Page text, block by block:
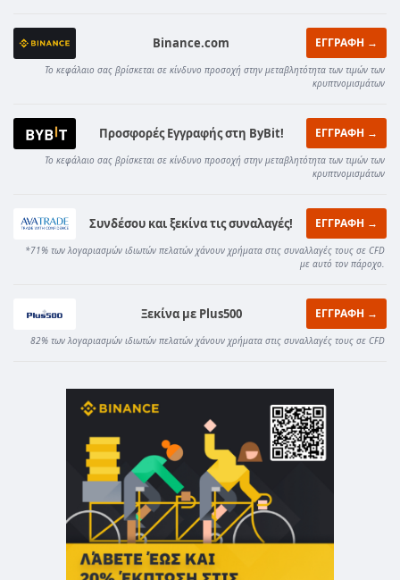
Binance.com ΕΓΓΡΑΦΗ →
Το κεφάλαιο σας βρίσκεται σε κίνδυνο προσοχή στην μεταβλητότητα των τιμών των
κρυπτνομισμάτων
Προσφορές Εγγραφής στη ByBit! ΕΓΓΡΑΦΗ →
Το κεφάλαιο σας βρίσκεται σε κίνδυνο προσοχή στην μεταβλητότητα των τιμών των
κρυπτνομισμάτων
Συνδέσου και ξεκίνα τις συναλαγές! ΕΓΓΡΑΦΗ →
*71% των λογαριασμών ιδιωτών πελατών χάνουν χρήματα στις συναλλαγές τους σε CFD
με αυτό τον πάροχο.
Ξεκίνα με Plus500 ΕΓΓΡΑΦΗ →
82% των λογαριασμών ιδιωτών πελατών χάνουν χρήματα στις συναλλαγές τους σε CFD